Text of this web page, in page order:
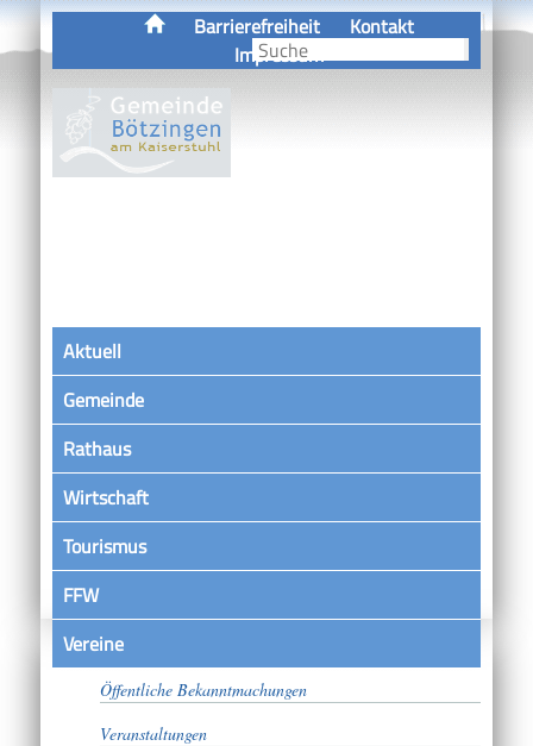
Barrierefreiheit
Kontakt
Impressum
Aktuell
Gemeinde
Rathaus
Wirtschaft
Tourismus
FFW
VereineSatzungen
Öffentliche Bekanntmachungen
Veranstaltungen